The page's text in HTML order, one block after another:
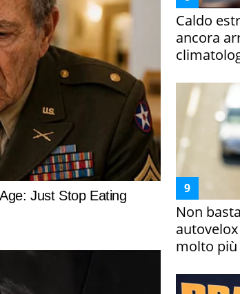
Caldo
ancora
Non
molto più